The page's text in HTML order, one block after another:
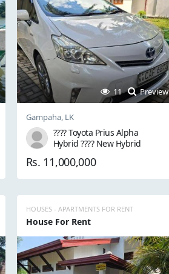
Preview
11
Gampaha, LK
???? Toyota Prius Alpha
Hybrid ???? New Hybrid
Warranty ) ???? ABS Represe (
2 Year Warranty ) ????
Register 2015 ???? Push Start
???? Multyfuction ???? Airbags
???? An...
Rs. 11,000,000
HOUSES - APARTMENTS FOR RENT
House For Rent